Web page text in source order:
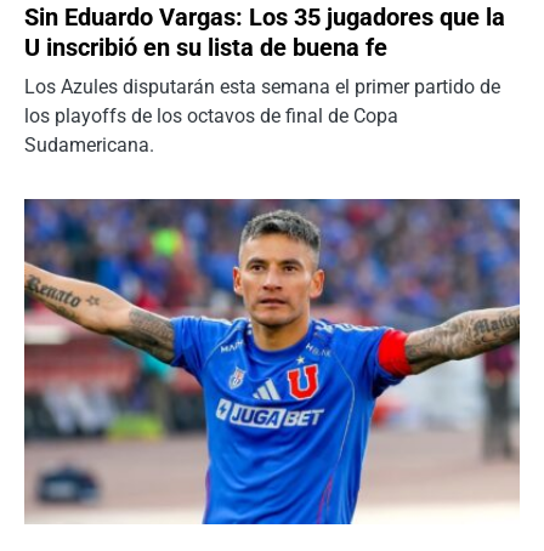
Sin Eduardo Vargas: Los 35 jugadores que la
U inscribió en su lista de buena fe
Los Azules disputarán esta semana el primer partido de
los playoffs de los octavos de final de Copa
Sudamericana.